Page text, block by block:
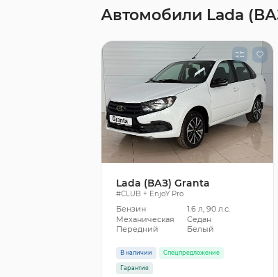
Автомобили Lada
Lada (ВАЗ) Granta
#CLUB + EnjoY Pro
Бензин
1.6 л, 90 л.с.
Механическая
Седан
Передний
Белый
В наличии Спецпредложение
Гарантия